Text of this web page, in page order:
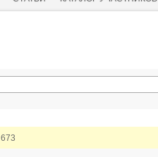
673